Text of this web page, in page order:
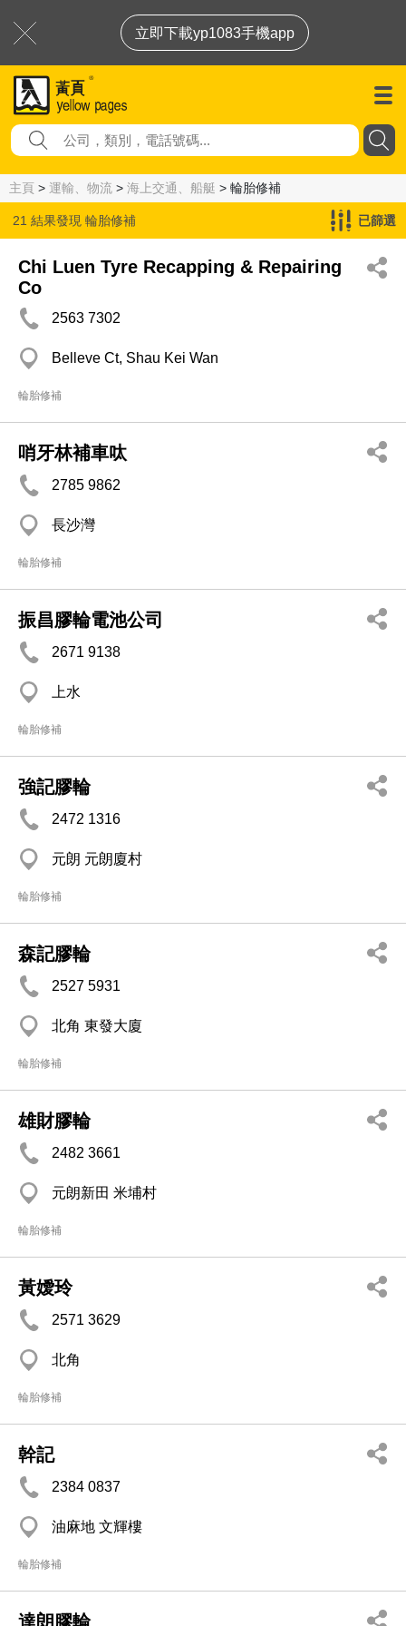
立即下載yp1083手機app
主頁 > 運輸、物流 > 海上交通、船艇 > 輪胎修補
21 結果發現 輪胎修補 已篩選
Chi Luen Tyre Recapping & Repairing
Co
2563 7302
Belleve Ct, Shau Kei Wan
輪胎修補
哨牙林補車呔
2785 9862
長沙灣
輪胎修補
振昌膠輪電池公司
2671 9138
上水
輪胎修補
強記膠輪
2472 1316
元朗 元朗廈村
輪胎修補
森記膠輪
2527 5931
北角 東發大廈
輪胎修補
雄財膠輪
2482 3661
元朗新田 米埔村
輪胎修補
黃嬡玲
2571 3629
北角
輪胎修補
幹記
2384 0837
油麻地 文輝樓
輪胎修補
達朗膠輪